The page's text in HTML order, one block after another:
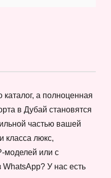
а полноценная
в Дубай становятся
частью вашей
класса люкс,
моделей или с
У нас есть